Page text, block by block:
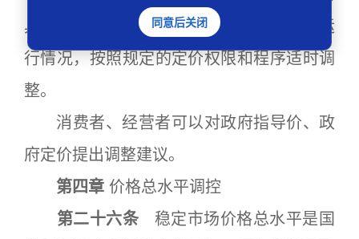
具体适用范围、价格水平，应当根据经济运
行情况，按照规定的定价权限和程序适时调
整。
消费者、经营者可以对政府指导价、政
府定价提出调整建议。
第四章 价格总水平调控
第二十六条 稳定市场价格总水平是国
同意后关闭